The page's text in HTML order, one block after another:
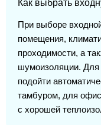
Как выбрать
При выборе
помещения,
проходимости, а
шумоизоляции. Для
подойти
тамбуром, для
с хорошей